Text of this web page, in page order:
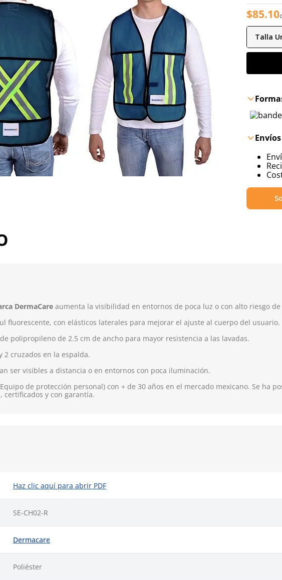
$85.10
Talla
DermaCare aumenta la visibilidad en entornos de poca luz o con alto riesgo
fluorescente, con elásticos laterales para mejorar el ajuste al cuerpo del usuario.
polipropileno de 2.5 cm de ancho para mayor resistencia a las lavadas.
2 cruzados en la espalda.
ser visibles a distancia o en entornos con poca iluminación.
de protección personal) con + de 30 años en el mercado mexicano. Se ha
y con garantía.
Haz clic aquí para abrir PDF
SE-CH02-R
Dermacare
Poliéster